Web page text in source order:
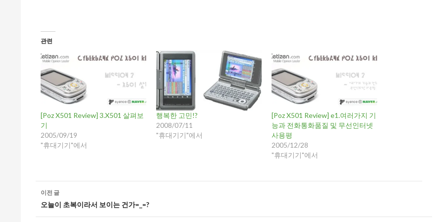
관련
[Poz X501 Review] 3.X501 살펴보
기
2005/09/19
"휴대기기"에서
행복한 고민!?
2008/07/11
"휴대기기"에서
[Poz X501 Review] e1.여러가지 기
능과 전화통화품질 및 무선인터넷
사용평
2005/12/28
"휴대기기"에서
글
네
이전 글
오늘이 초복이라서 보이는 건가=_=?